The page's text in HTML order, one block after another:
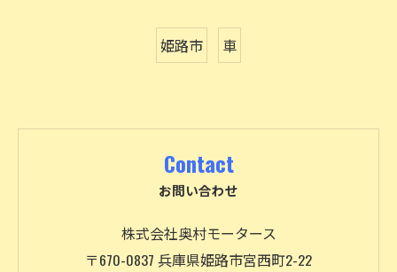
姫路市 車
お問い合わせ
Contact
株式会社奥村モータース
〒670-0837 兵庫県姫路市宮西町2-22